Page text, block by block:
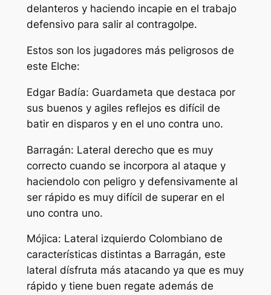
delanteros y haciendo incapie en el trabajo
defensivo para salir al contragolpe.
Estos son los jugadores más peligrosos de
este Elche:
Edgar Badía: Guardameta que destaca por
sus buenos y agiles reflejos es difícil de
batir en disparos y en el uno contra uno.
Barragán: Lateral derecho que es muy
correcto cuando se incorpora al ataque y
haciendolo con peligro y defensivamente al
ser rápido es muy difícil de superar en el
uno contra uno.
Mójica: Lateral izquierdo Colombiano de
características distintas a Barragán, este
lateral dísfruta más atacando ya que es muy
rápido y tiene buen regate además de